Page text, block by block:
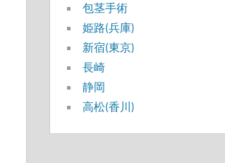
包茎手術
姫路(兵庫)
新宿(東京)
長崎
静岡
高松(香川)